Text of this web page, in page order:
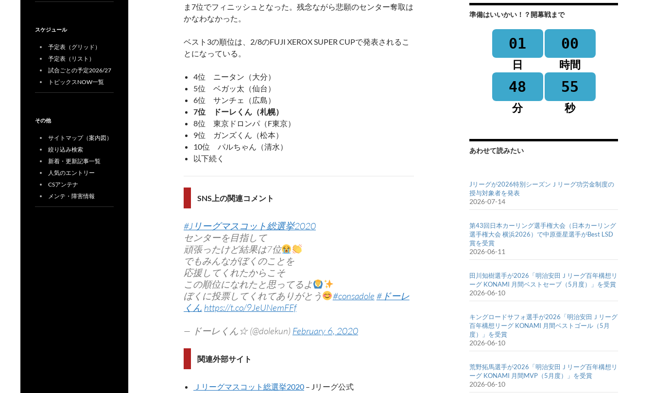
ま7位でフィニッシュとなった。残念ながら悲願のセンター奪取は
かなわなかった。
ベスト3の順位は、2/8のFUJI XEROX SUPER CUPで発表されるこ
とになっている。
4位 ニータン（大分）
5位 ベガッ太（仙台）
6位 サンチェ（広島）
7位 ドーレくん（札幌）
8位 東京ドロンパ（F東京）
9位 ガンズくん（松本）
10位 パルちゃん（清水）
以下続く
SNS上の関連コメント
#Jリーグマスコット総選挙2020
センターを目指して
頑張ったけど結果は7位
でもみんながぼくのことを
応援してくれたからこそ
この順位になれたと思ってるよ
ぼくに投票してくれてありがとう
#consadole #ドーレ
くん https://t.co/9JeUNemFFf
— ドーレくん☆ (@dolekun) February 6, 2020
関連外部サイト
Ｊリーグマスコット総選挙2020 – Jリーグ公式
準備はいいかい！？開幕戦まで
01
日
00
時間
48
分
55
秒
あわせて読みたい
Jリーグが2026特別シーズンＪリーグ功労金制度の
授与対象者を発表
2026-07-14
第43回日本カーリング選手権大会（日本カーリング
選手権大会 横浜2026）で中原亜星選手がBest LSD
賞を受賞
2026-06-11
田川知樹選手が2026「明治安田Ｊリーグ百年構想リ
ーグ KONAMI 月間ベストセーブ（5月度）」を受賞
2026-06-10
キングロードサフォ選手が2026「明治安田Ｊリーグ
百年構想リーグ KONAMI 月間ベストゴール（5月
度）」を受賞
2026-06-10
荒野拓馬選手が2026「明治安田Ｊリーグ百年構想リ
ーグ KONAMI 月間MVP（5月度）」を受賞
2026-06-10
スケジュール
予定表（グリッド）
予定表（リスト）
試合ごとの予定2026/27
トピックスNOW一覧
その他
サイトマップ（案内図）
絞り込み検索
新着・更新記事一覧
人気のエントリー
CSアンテナ
メンテ・障害情報